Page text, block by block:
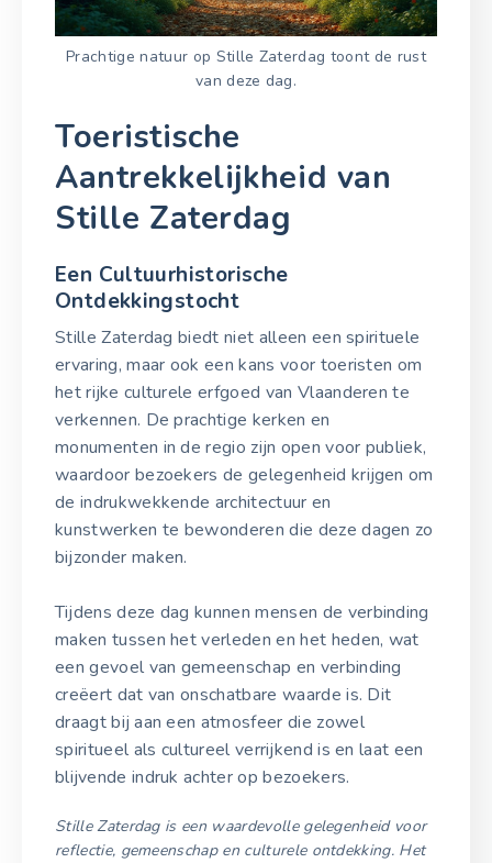
Prachtige natuur op Stille Zaterdag toont de rust
van deze dag.
Toeristische
Aantrekkelijkheid van
Stille Zaterdag
Een Cultuurhistorische
Ontdekkingstocht
Stille Zaterdag biedt niet alleen een spirituele
ervaring, maar ook een kans voor toeristen om
het rijke culturele erfgoed van Vlaanderen te
verkennen. De prachtige kerken en
monumenten in de regio zijn open voor publiek,
waardoor bezoekers de gelegenheid krijgen om
de indrukwekkende architectuur en
kunstwerken te bewonderen die deze dagen zo
bijzonder maken.
Tijdens deze dag kunnen mensen de verbinding
maken tussen het verleden en het heden, wat
een gevoel van gemeenschap en verbinding
creëert dat van onschatbare waarde is. Dit
draagt bij aan een atmosfeer die zowel
spiritueel als cultureel verrijkend is en laat een
blijvende indruk achter op bezoekers.
Stille Zaterdag is een waardevolle gelegenheid voor
reflectie, gemeenschap en culturele ontdekking. Het